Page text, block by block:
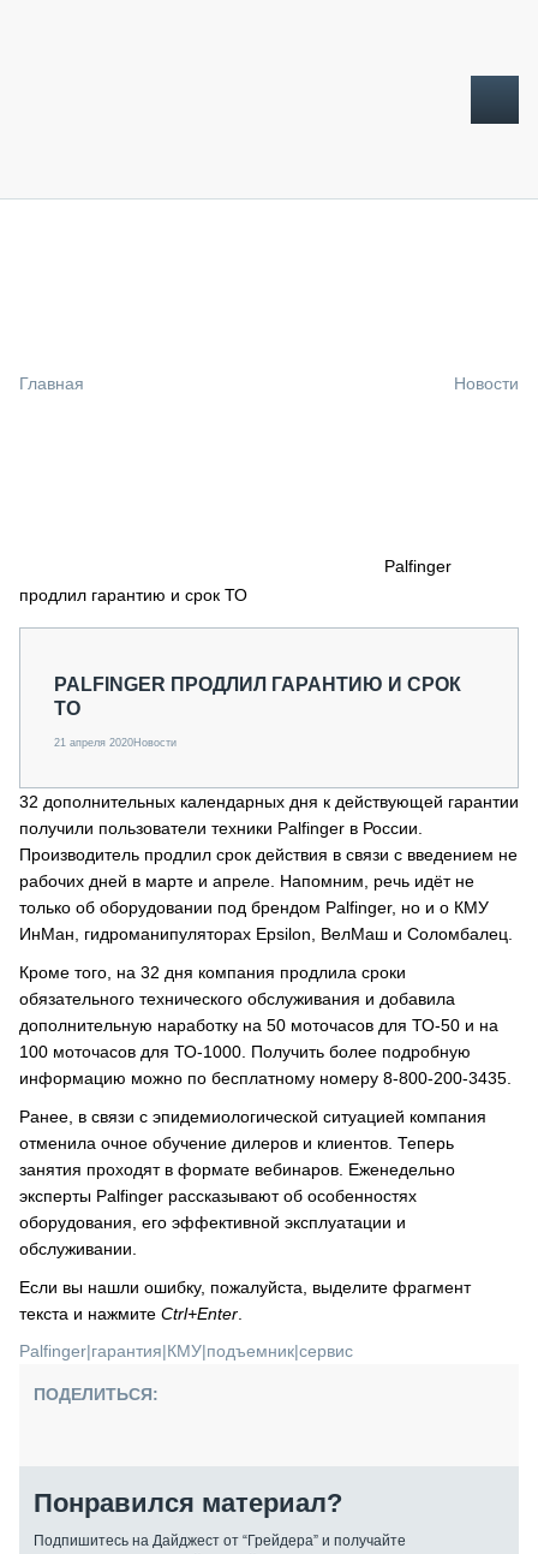
СПЕЦПРОЕКТЫ
О ПРОЕКТЕ
Главная Новости
Palfinger
продлил гарантию и срок ТО
PALFINGER ПРОДЛИЛ ГАРАНТИЮ И СРОК
ТО
21 апреля 2020Новости
32 дополнительных календарных дня к действующей гарантии
получили пользователи техники Palfinger в России.
Производитель продлил срок действия в связи с введением не
рабочих дней в марте и апреле. Напомним, речь идёт не
только об оборудовании под брендом Palfinger, но и о КМУ
ИнМан, гидроманипуляторах Epsilon, ВелМаш и Соломбалец.
Кроме того, на 32 дня компания продлила сроки
обязательного технического обслуживания и добавила
дополнительную наработку на 50 моточасов для ТО-50 и на
100 моточасов для ТО-1000. Получить более подробную
информацию можно по бесплатному номеру 8-800-200-3435.
Ранее, в связи с эпидемиологической ситуацией компания
отменила очное обучение дилеров и клиентов. Теперь
занятия проходят в формате вебинаров. Еженедельно
эксперты Palfinger рассказывают об особенностях
оборудования, его эффективной эксплуатации и
обслуживании.
Если вы нашли ошибку, пожалуйста, выделите фрагмент
текста и нажмите Ctrl+Enter
Palfinger|гарантия|КМУ|подъемник|сервис
ПОДЕЛИТЬСЯ:
Понравился материал?
Подпишитесь на Дайджест от “Грейдера” и получайте